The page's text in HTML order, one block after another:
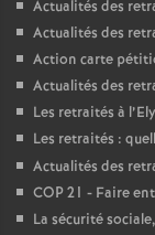
Actualités des
Actualités des
Action carte
Actualités des
Les retraités à
Les retraités :
Actualités des
COP21 - Faire
La sécurité